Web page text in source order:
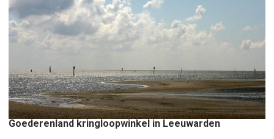
Goederenland kringloopwinkel in Leeuwarden